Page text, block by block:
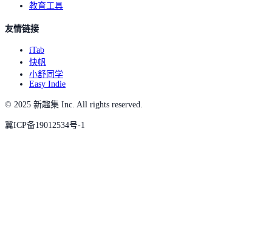
教育工具
友情链接
iTab
快帆
小舒同学
Easy Indie
© 2025 新趣集 Inc. All rights reserved.
冀ICP备19012534号-1